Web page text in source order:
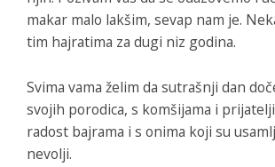
makar malo lakšim, sevap nam je.
tim hajratima za dugi niz godina.
Svima vama želim da sutrašnji dan
svojih porodica, s komšijama i
radost bajrama i s onima koji su
nevolji.